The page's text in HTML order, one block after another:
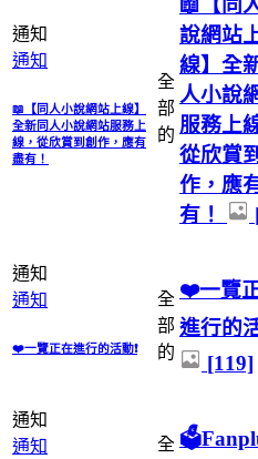
通知
通知
📖【同人小說網站上線】
全新同人小說網站服務上
線，從欣賞到創作，應有
盡有！
全
部
的
說網站
線】全
人小說
服務上
從欣賞
作，應
有！
通知
通知
❤️一覽正在進行的活動❗
全
部
的
❤️一覽
進行的
[119]
通知
通知
全